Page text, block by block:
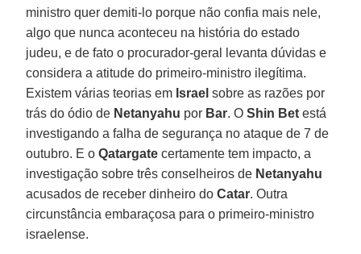
ministro quer demiti-lo porque não confia mais nele,
algo que nunca aconteceu na história do estado
judeu, e de fato o procurador-geral levanta dúvidas e
considera a atitude do primeiro-ministro ilegítima.
Existem várias teorias em Israel sobre as razões por
trás do ódio de Netanyahu por Bar. OShin Bet está
investigando a falha de segurança no ataque de 7 de
outubro. E oQatargate certamente tem impacto, a
investigação sobre três conselheiros de Netanyahu
acusados ​​de receber dinheiro doCatar. Outra
circunstância embaraçosa para o primeiro-ministro
israelense.